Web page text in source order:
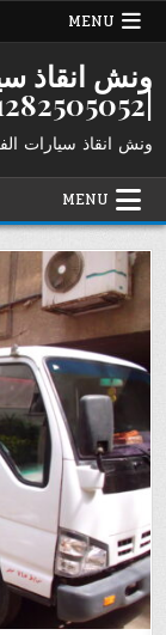
Skip
MENU
ونش انقاذ
|01282505052
ونش انقاذ سيارات الفرسان
MENU